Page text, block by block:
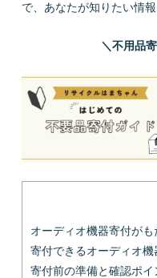
で、あなたが知りたい情
＼不用品
オーディオ機器寄付が
寄付できるオーディオ機
寄付前の準備と確認ポイ